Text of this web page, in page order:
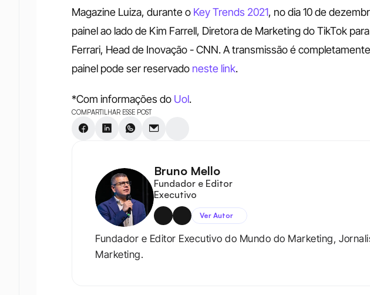
Magazine Luiza, durante o Key Trends 2021, no dia 10 de
painel ao lado de Kim Farrell, Diretora de Marketing do TikTok
Ferrari, Head de Inovação - CNN. A transmissão é
painel pode ser reservado neste link.
*Com informações do Uol.
COMPARTILHAR ESSE POST
Bruno Mello
Fundador e Editor
Executivo
Ver Autor
Fundador e Editor Executivo do Mundo do Marketing,
Marketing.